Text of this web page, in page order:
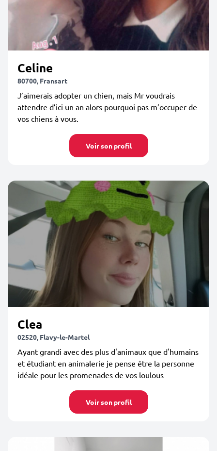
Celine
80700, Fransart
J’aimerais adopter un chien, mais Mr voudrais
attendre d’ici un an alors pourquoi pas m’occuper de
vos chiens à vous.
Voir son profil
Clea
02520, Flavy-le-Martel
Ayant grandi avec des plus d'animaux que d'humains
et étudiant en animalerie je pense être la personne
idéale pour les promenades de vos loulous
Voir son profil